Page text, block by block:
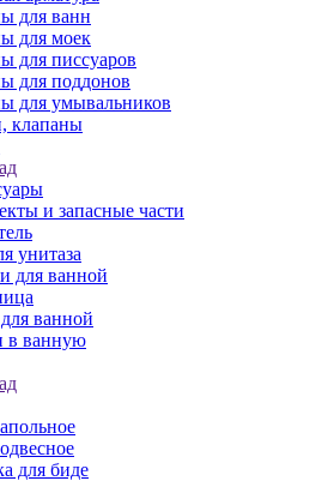
для ванн
для моек
для писсуаров
для поддонов
для умывальников
клапаны
и запасные части
унитаза
для ванной
ванной
в ванную
для биде